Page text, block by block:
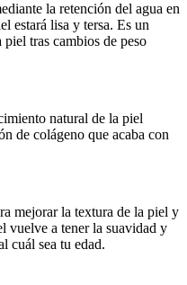
la retención del agua en
estará lisa y tersa. Es un
tras cambios de peso
natural de la piel
de colágeno que acaba con
mejorar la textura de la piel y
vuelve a tener la suavidad y
cuál sea tu edad.